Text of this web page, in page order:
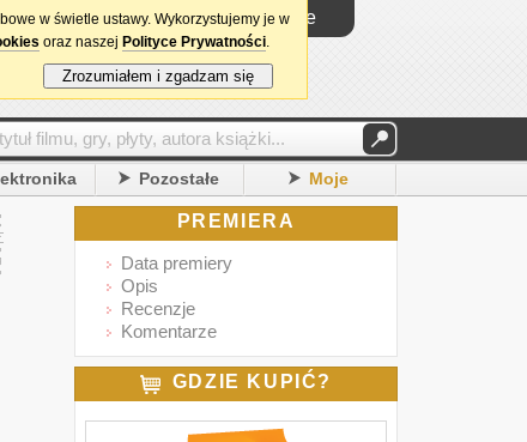
Logowanie
Pozostałe Moje
PREMIERA
Data premiery
Opis
Recenzje
Komentarze
GDZIE KUPIĆ?
w świetle ustawy. Wykorzystujemy je w
oraz naszej Polityce Prywatności.
Zrozumiałem i zgadzam się